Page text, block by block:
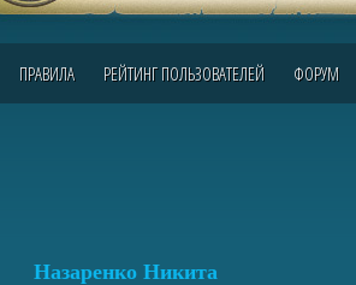
ПРАВИЛА РЕЙТИНГ ПОЛЬЗОВАТЕЛЕЙ ФОРУМ
Назаренко Никита